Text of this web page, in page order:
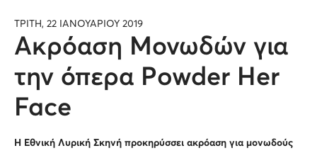
ΤΡΙΤΗ, 22 ΙΑΝΟΥΑΡΙΟΥ 2019
Ακρόαση Μονωδών για
την όπερα Powder Her
Face
Η Εθνική Λυρική Σκηνή προκηρύσσει ακρόαση για μονωδούς